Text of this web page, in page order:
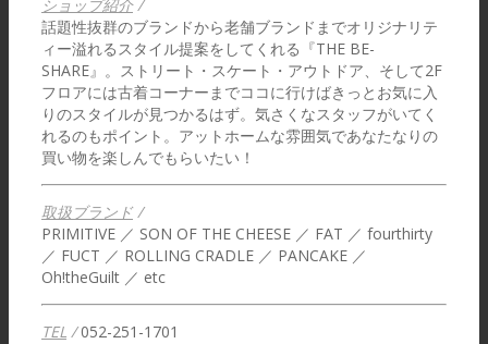
ショップ紹介/
話題性抜群のブランドから老舗ブランドまでオリジナリテ
ィー溢れるスタイル提案をしてくれる『THE BE-
SHARE』。ストリート・スケート・アウトドア、そして2F
フロアには古着コーナーまでココに行けばきっとお気に入
りのスタイルが見つかるはず。気さくなスタッフがいてく
れるのもポイント。アットホームな雰囲気であなたなりの
買い物を楽しんでもらいたい！
取扱ブランド/
PRIMITIVE ／ SON OF THE CHEESE ／ FAT ／ fourthirty
／ FUCT ／ ROLLING CRADLE ／ PANCAKE ／
Oh!theGuilt ／ etc
TEL /052-251-1701